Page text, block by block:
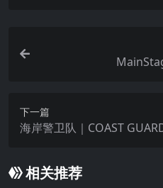
塑形和演奏的声音
伴奏乐手
家可在你的指挥下创建
下一篇
海岸警卫队｜COAST
相关推荐